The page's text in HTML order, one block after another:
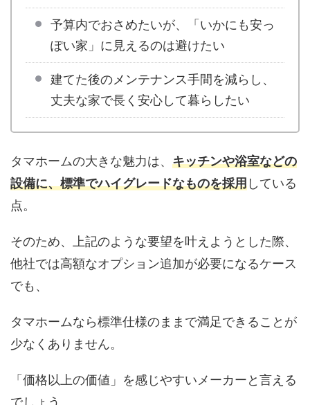
予算内でおさめたいが、「いかにも安っ
ぽい家」に見えるのは避けたい
建てた後のメンテナンス手間を減らし、
丈夫な家で長く安心して暮らしたい
タマホームの大きな魅力は、 キッチンや浴室などの
設備に、標準でハイグレードなものを採用している
点。
そのため、上記のような要望を叶えようとした際、
他社では高額なオプション追加が必要になるケース
でも、
タマホームなら標準仕様のままで満足できることが
少なくありません。
「価格以上の価値」を感じやすいメーカーと言える